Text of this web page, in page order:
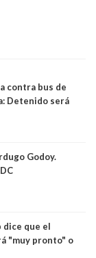
contra bus de
Detenido será
Godoy.
dice que el
"muy pronto" o